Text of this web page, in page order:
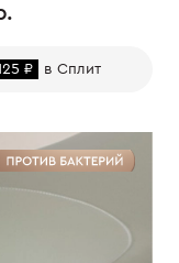
₽ в Сплит